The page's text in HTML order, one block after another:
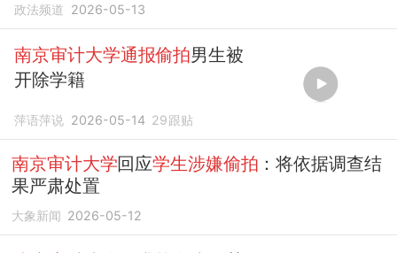
政法频道 2026-05-13
南京审计大学通报偷拍男生被
开除学籍
萍语萍说 2026-05-14 29跟贴
南京审计大学回应学生涉嫌偷拍 ：将依据调查结
果严肃处置
大象新闻 2026-05-12